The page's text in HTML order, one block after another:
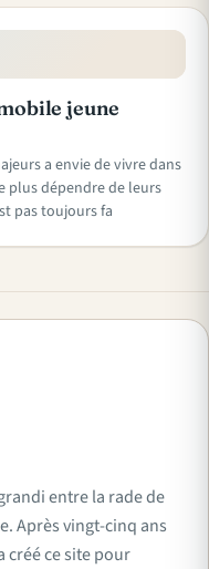
jeune
a envie de vivre dans
plus dépendre de leurs
pas toujours fa
entre la rade de
Après vingt-cinq ans
créé ce site pour